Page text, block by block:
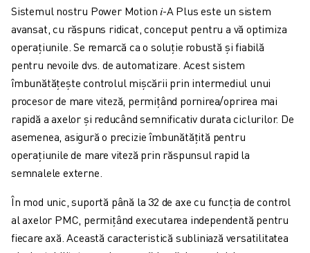
MASE PLASTICE
DEPOZITARE, LOGISTICĂ, SERVICII POȘTALE
APLICAȚII
TOATE APLICAȚIILE
PRELUCRARE ÎN 5 AXE
SUDARE CU ARC
ASAMBLARE
RECTIFICARE CNC
FREZARE CNC
STRUNJIRE CNC
INJECȚIE MASE PLASTICE
ASISTARE ROBOTIZATĂ
MANIPULAREA MATERIALELOR
Sistemul nostru Power Motion 𝑖-A Plus este un sistem
avansat, cu răspuns ridicat, conceput pentru a vă optimiza
operațiunile. Se remarcă ca o soluție robustă și fiabilă
pentru nevoile dvs. de automatizare. Acest sistem
îmbunătățește controlul mișcării prin intermediul unui
procesor de mare viteză, permițând pornirea/oprirea mai
rapidă a axelor și reducând semnificativ durata ciclurilor. De
asemenea, asigură o precizie îmbunătățită pentru
operațiunile de mare viteză prin răspunsul rapid la
semnalele externe.
În mod unic, suportă până la 32 de axe cu funcția de control
al axelor PMC, permițând executarea independentă pentru
fiecare axă. Această caracteristică subliniază versatilitatea